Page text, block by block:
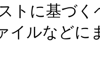
に基づく